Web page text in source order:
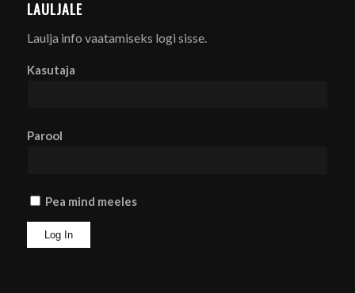
LAULJALE
Laulja info vaatamiseks logi sisse.
Kasutaja
Parool
Pea mind meeles